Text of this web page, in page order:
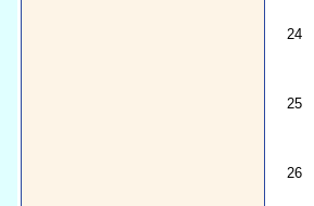
24
25
26